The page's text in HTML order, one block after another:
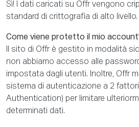
Sì! I dati caricati su Offr vengono
standard di crittografia di alto livello.
Come viene protetto il mio
Il sito di Offr è gestito in modalità
non abbiamo accesso alle
impostata dagli utenti. Inoltre, Offr
sistema di autenticazione a 2
Authentication) per limitare
determinati dati.